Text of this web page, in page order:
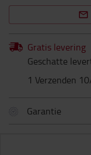
Gratis levering
Geschatte
1 Verzenden
Garantie